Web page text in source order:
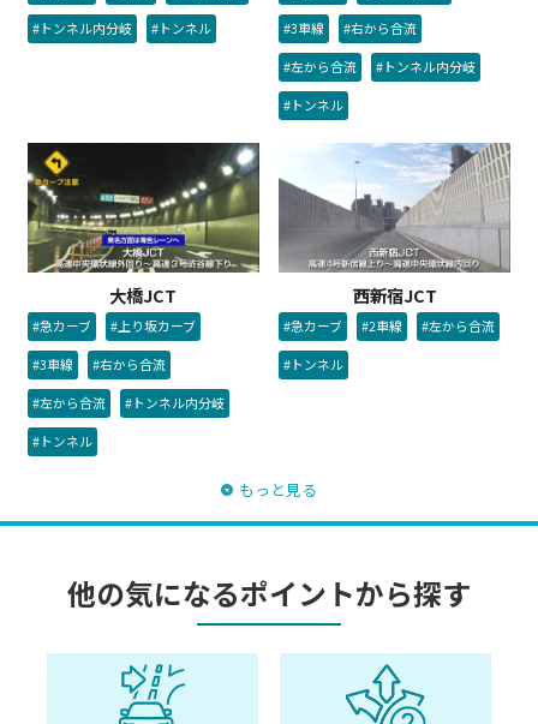
#トンネル内分岐 #トンネル #3車線 #右から合流
#左から合流 #トンネル内分岐
#トンネル
大橋JCT
#急カーブ #上り坂カーブ
#3車線 #右から合流
#左から合流 #トンネル内分岐
#トンネル
西新宿JCT
#急カーブ #2車線 #左から合流
#トンネル
もっと見る
他の気になるポイントから探す